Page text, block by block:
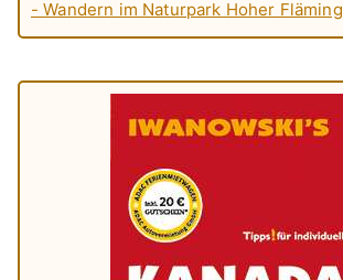
- Wandern im Naturpark Hoher Fläming